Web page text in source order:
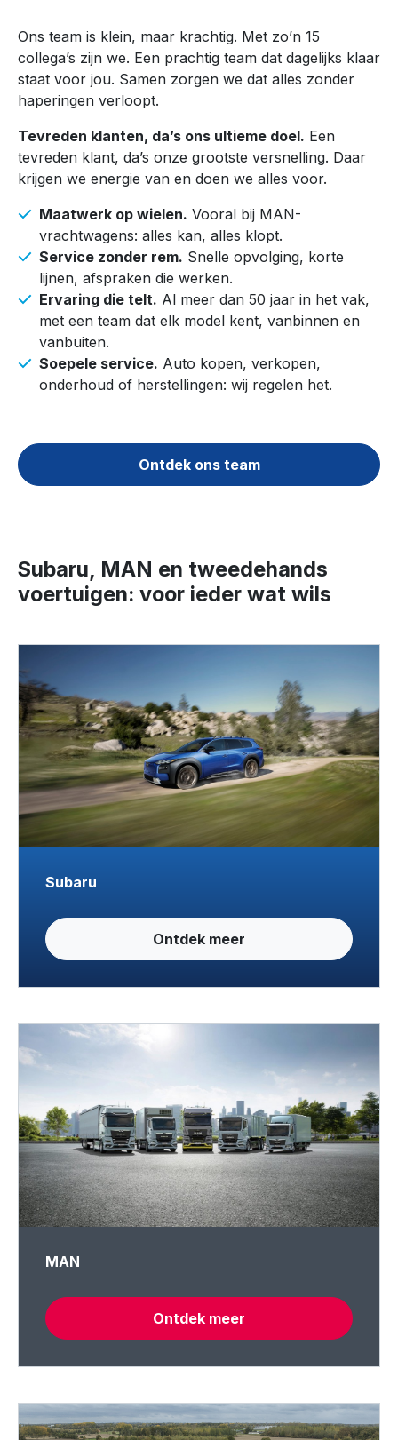
Ons team is klein, maar krachtig. Met zo’n 15
collega’s zijn we. Een prachtig team dat dagelijks klaar
staat voor jou. Samen zorgen we dat alles zonder
haperingen verloopt.
Tevreden klanten, da’s ons ultieme doel. Een
tevreden klant, da’s onze grootste versnelling. Daar
krijgen we energie van en doen we alles voor.
Maatwerk op wielen. Vooral bij MAN-
vrachtwagens: alles kan, alles klopt.
Service zonder rem. Snelle opvolging, korte
lijnen, afspraken die werken.
Ervaring die telt. Al meer dan 50 jaar in het vak,
met een team dat elk model kent, vanbinnen en
vanbuiten.
Soepele service. Auto kopen, verkopen,
onderhoud of herstellingen: wij regelen het.
Ontdek ons team
Subaru, MAN en tweedehands
voertuigen: voor ieder wat wils
Subaru
Ontdek meer
MAN
Ontdek meer